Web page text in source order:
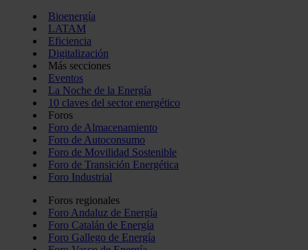
Bioenergía
LATAM
Eficiencia
Digitalización
Más secciones
Eventos
La Noche de la Energía
10 claves del sector energético
Foros
Foro de Almacenamiento
Foro de Autoconsumo
Foro de Movilidad Sostenible
Foro de Transición Energética
Foro Industrial
Foros regionales
Foro Andaluz de Energía
Foro Catalán de Energía
Foro Gallego de Energía